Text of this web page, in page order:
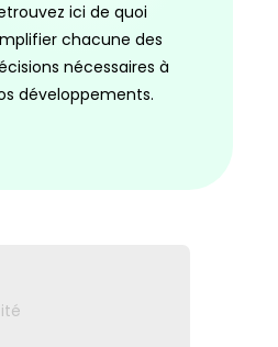
ici de quoi
chacune des
nécessaires à
développements.